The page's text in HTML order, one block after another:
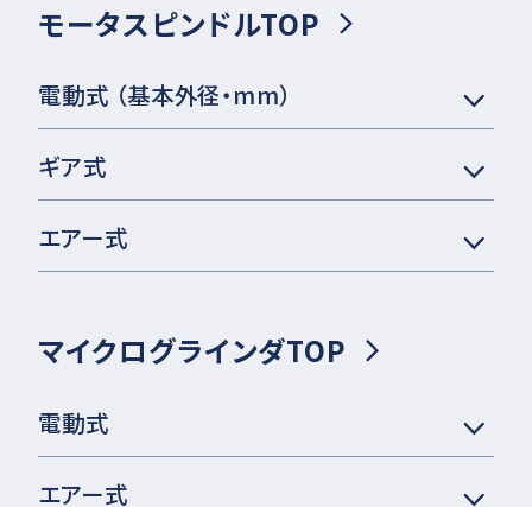
モータスピンドルTOP
電動式 （基本外径・mm）
ギア式
エアー式
マイクログラインダTOP
電動式
エアー式